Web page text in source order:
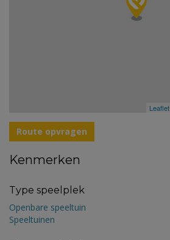
Leaflet
Route opvragen
Kenmerken
Type speelplek
Openbare speeltuin
Speeltuinen